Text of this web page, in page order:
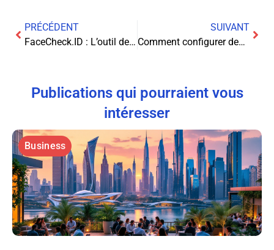
PRÉCÉDENT
FaceCheck.ID : L’outil de reconnaissance faciale pour la vérification d’identité
SUIVANT
Comment configurer des signatures automatiques dans vos emails ?
Publications qui pourraient vous
intéresser
Business